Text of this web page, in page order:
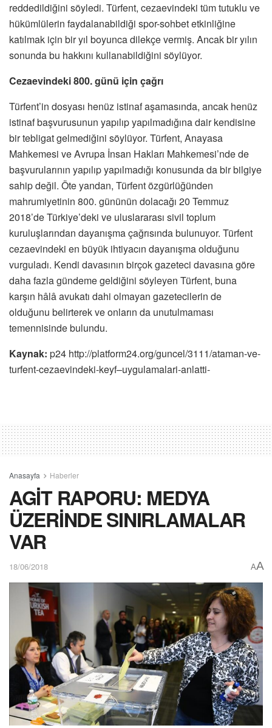
reddedildiğini söyledi. Türfent, cezaevindeki tüm tutuklu ve
hükümlülerin faydalanabildiği spor-sohbet etkinliğine
katılmak için bir yıl boyunca dilekçe vermiş. Ancak bir yılın
sonunda bu hakkını kullanabildiğini söylüyor.
Cezaevindeki 800. günü için çağrı
Türfent’in dosyası henüz istinaf aşamasında, ancak henüz
istinaf başvurusunun yapılıp yapılmadığına dair kendisine
bir tebligat gelmediğini söylüyor. Türfent, Anayasa
Mahkemesi ve Avrupa İnsan Hakları Mahkemesi’nde de
başvurularının yapılıp yapılmadığı konusunda da bir bilgiye
sahip değil. Öte yandan, Türfent özgürlüğünden
mahrumiyetinin 800. gününün dolacağı 20 Temmuz
2018’de Türkiye’deki ve uluslararası sivil toplum
kuruluşlarından dayanışma çağrısında bulunuyor. Türfent
cezaevindeki en büyük ihtiyacın dayanışma olduğunu
vurguladı. Kendi davasının birçok gazeteci davasına göre
daha fazla gündeme geldiğini söyleyen Türfent, buna
karşın hâlâ avukatı dahi olmayan gazetecilerin de
olduğunu belirterek ve onların da unutulmaması
temennisinde bulundu.
Kaynak: p24 http://platform24.org/guncel/3111/ataman-ve-
turfent-cezaevindeki-keyf–uygulamalari-anlatti-
Anasayfa Haberler
AGİT RAPORU: MEDYA
ÜZERİNDE SINIRLAMALAR
VAR
18/06/2018 AA